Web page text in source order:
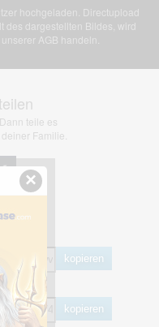
hochgeladen. Directupload
des dargestellten Bildes, wird
AGB handeln.
teile es
Familie.
kopieren
kopieren
×